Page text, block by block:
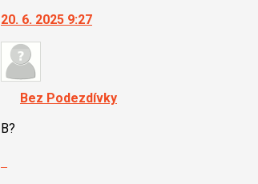
následující
a
P
pro
předchozí
další
nový
názor.
navigaci
lze
20. 6. 2025 9:27
Bez Podezdívky
B?